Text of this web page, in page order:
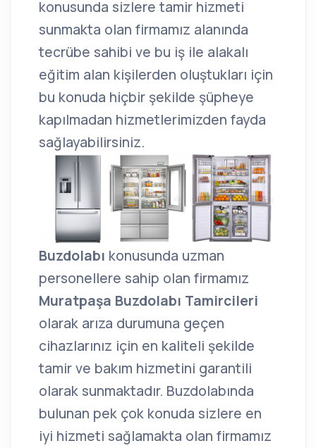
konusunda sizlere tamir hizmeti
sunmakta olan firmamız alanında
tecrübe sahibi ve bu iş ile alakalı
eğitim alan kişilerden oluştukları için
bu konuda hiçbir şekilde şüpheye
kapılmadan hizmetlerimizden fayda
sağlayabilirsiniz.
Buzdolabı konusunda uzman
personellere sahip olan firmamız
Muratpaşa Buzdolabı Tamircileri
olarak arıza durumuna geçen
cihazlarınız için en kaliteli şekilde
tamir ve bakım hizmetini garantili
olarak sunmaktadır. Buzdolabında
bulunan pek çok konuda sizlere en
iyi hizmeti sağlamakta olan firmamız